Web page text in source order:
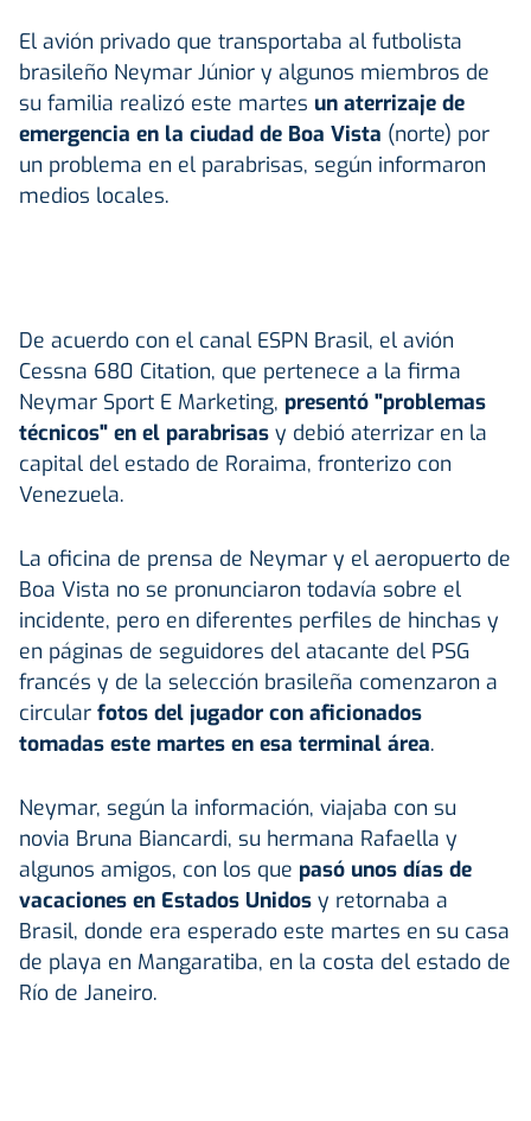
El avión privado que transportaba al futbolista
brasileño Neymar Júnior y algunos miembros de
su familia realizó este martes un aterrizaje de
emergencia en la ciudad de Boa Vista (norte) por
un problema en el parabrisas, según informaron
medios locales.
De acuerdo con el canal ESPN Brasil, el avión
Cessna 680 Citation, que pertenece a la firma
Neymar Sport E Marketing, presentó "problemas
técnicos" en el parabrisas y debió aterrizar en la
capital del estado de Roraima, fronterizo con
Venezuela.
La oficina de prensa de Neymar y el aeropuerto de
Boa Vista no se pronunciaron todavía sobre el
incidente, pero en diferentes perfiles de hinchas y
en páginas de seguidores del atacante del PSG
francés y de la selección brasileña comenzaron a
circular fotos del jugador con aficionados
tomadas este martes en esa terminal área.
Neymar, según la información, viajaba con su
novia Bruna Biancardi, su hermana Rafaella y
algunos amigos, con los que pasó unos días de
vacaciones en Estados Unidos y retornaba a
Brasil, donde era esperado este martes en su casa
de playa en Mangaratiba, en la costa del estado de
Río de Janeiro.